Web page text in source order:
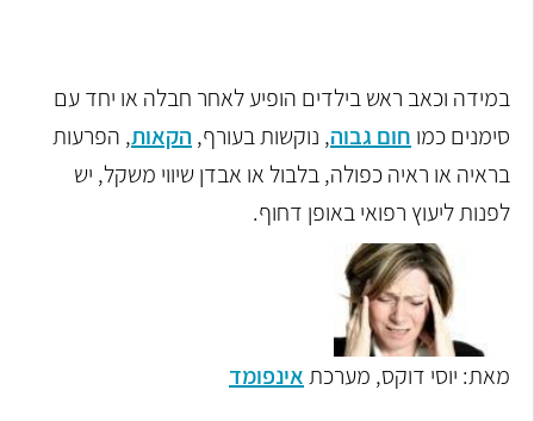
במידה וכאב ראש בילדים הופיע לאחר חבלה או יחד עם
סימנים כמו חום גבוה, נוקשות בעורף, הקאות, הפרעות
בראיה או ראיה כפולה, בלבול או אבדן שיווי משקל, יש
לפנות ליעוץ רפואי באופן דחוף.
מאת: יוסי דוקס, מערכתאינפומד